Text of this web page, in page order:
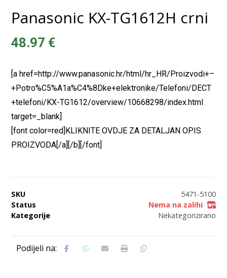
Panasonic KX-TG1612H crni
48.97 €
[a href=http://www.panasonic.hr/html/hr_HR/Proizvodi+–
+Potro%C5%A1a%C4%8Dke+elektronike/Telefoni/DECT
+telefoni/KX-TG1612/overview/10668298/index.html
target=_blank]
[font color=red]KLIKNITE OVDJE ZA DETALJAN OPIS
PROIZVODA[/a][/b][/font]
SKU
5471-5100
Status
Nema na zalihi
Kategorije
Nekategorizirano